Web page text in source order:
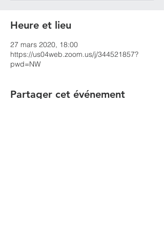
Heure et lieu
27 mars 2020, 18:00
https://us04web.zoom.us/j/344521857?
pwd=NW
Partager cet événement